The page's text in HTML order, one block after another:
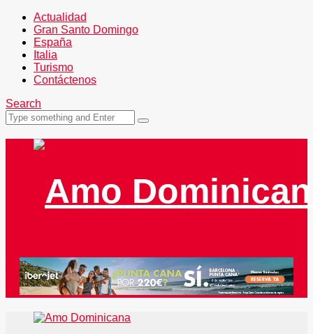
Actualidad
Gran Santo Domingo
España
Italia
Turismo
Contáctenos
Search